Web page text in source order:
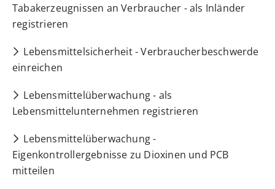
Tabakerzeugnissen an Verbraucher - als Inländer
registrieren
Lebensmittelsicherheit - Verbraucherbeschwerde
einreichen
Lebensmittelüberwachung - als
Lebensmittelunternehmen registrieren
Lebensmittelüberwachung -
Eigenkontrollergebnisse zu Dioxinen und PCB
mitteilen